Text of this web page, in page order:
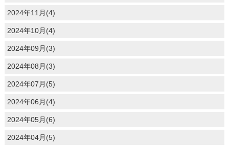
2024年11月(4)
2024年10月(4)
2024年09月(3)
2024年08月(3)
2024年07月(5)
2024年06月(4)
2024年05月(6)
2024年04月(5)